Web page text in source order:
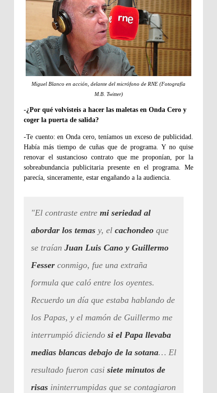
Miguel Blanco en acción, delante del micrófono de RNE (Fotografía
M.B. Twitter)
-¿Por qué volvisteis a hacer las maletas en Onda Cero y
coger la puerta de salida?
-Te cuento: en Onda cero, teníamos un exceso de publicidad.
Había más tiempo de cuñas que de programa. Y no quise
renovar el sustancioso contrato que me proponían, por la
sobreabundancia publicitaria presente en el programa. Me
parecía, sinceramente, estar engañando a la audiencia.
"El contraste entre mi seriedad al
abordar los temas y, el cachondeo que
se traían Juan Luis Cano y Guillermo
Fesser conmigo, fue una extraña
formula que caló entre los oyentes.
Recuerdo un día que estaba hablando de
los Papas, y el mamón de Guillermo me
interrumpió diciendo si el Papa llevaba
medias blancas debajo de la sotana… El
resultado fueron casi siete minutos de
risas ininterrumpidas que se contagiaron